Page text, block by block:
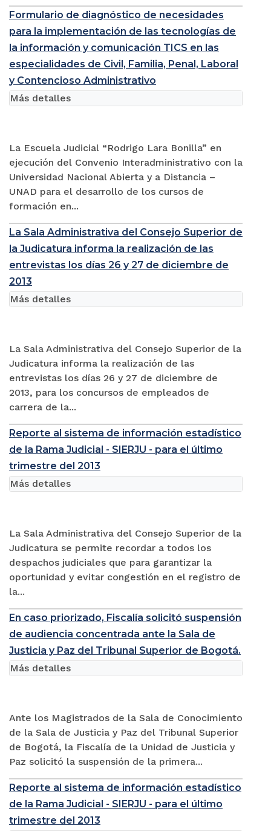
Formulario de diagnóstico de necesidades
para la implementación de las tecnologías de
la información y comunicación TICS en las
especialidades de Civil, Familia, Penal, Laboral
y Contencioso Administrativo
La Escuela Judicial “Rodrigo Lara Bonilla” en
ejecución del Convenio Interadministrativo con la
Universidad Nacional Abierta y a Distancia –
UNAD para el desarrollo de los cursos de
formación en...
Más detalles
La Sala Administrativa del Consejo Superior de
la Judicatura informa la realización de las
entrevistas los días 26 y 27 de diciembre de
2013
La Sala Administrativa del Consejo Superior de la
Judicatura informa la realización de las
entrevistas los días 26 y 27 de diciembre de
2013, para los concursos de empleados de
carrera de la...
Más detalles
Reporte al sistema de información estadístico
de la Rama Judicial - SIERJU - para el último
trimestre del 2013
La Sala Administrativa del Consejo Superior de la
Judicatura se permite recordar a todos los
despachos judiciales que para garantizar la
oportunidad y evitar congestión en el registro de
la...
Más detalles
En caso priorizado, Fiscalía solicitó suspensión
de audiencia concentrada ante la Sala de
Justicia y Paz del Tribunal Superior de Bogotá.
Ante los Magistrados de la Sala de Conocimiento
de la Sala de Justicia y Paz del Tribunal Superior
de Bogotá, la Fiscalía de la Unidad de Justicia y
Paz solicitó la suspensión de la primera...
Más detalles
Reporte al sistema de información estadístico
de la Rama Judicial - SIERJU - para el último
trimestre del 2013